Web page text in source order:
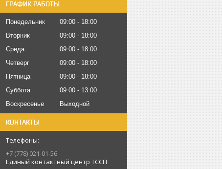
ГРАФИК РАБОТЫ
Понедельник 09:00
18:00
Вторник
09:00
18:00
Среда
09:00
18:00
Четверг
09:00
18:00
Пятница
09:00
18:00
Суббота
09:00
13:00
Воскресенье
Выходной
КОНТАКТЫ
+7 (778) 021-01-56
Единый контактный центр ТССП